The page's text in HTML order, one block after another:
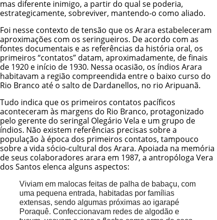
mas diferente inimigo, a partir do qual se poderia,
estrategicamente, sobreviver, mantendo-o como aliado.
Foi nesse contexto de tensão que os Arara estabeleceram
aproximações com os seringueiros. De acordo com as
fontes documentais e as referências da história oral, os
primeiros “contatos” datam, aproximadamente, de finais
de 1920 e início de 1930. Nessa ocasião, os índios Arara
habitavam a região compreendida entre o baixo curso do
Rio Branco até o salto de Dardanellos, no rio Aripuanã.
Tudo indica que os primeiros contatos pacíficos
aconteceram às margens do Rio Branco, protagonizado
pelo gerente do seringal Olegário Vela e um grupo de
índios. Não existem referências precisas sobre a
população à época dos primeiros contatos, tampouco
sobre a vida sócio-cultural dos Arara. Apoiada na memória
de seus colaboradores arara em 1987, a antropóloga Vera
dos Santos elenca alguns aspectos:
Viviam em malocas feitas de palha de babaçu, com
uma pequena entrada, habitadas por famílias
extensas, sendo algumas próximas ao igarapé
Poraquê. Confeccionavam redes de algodão e